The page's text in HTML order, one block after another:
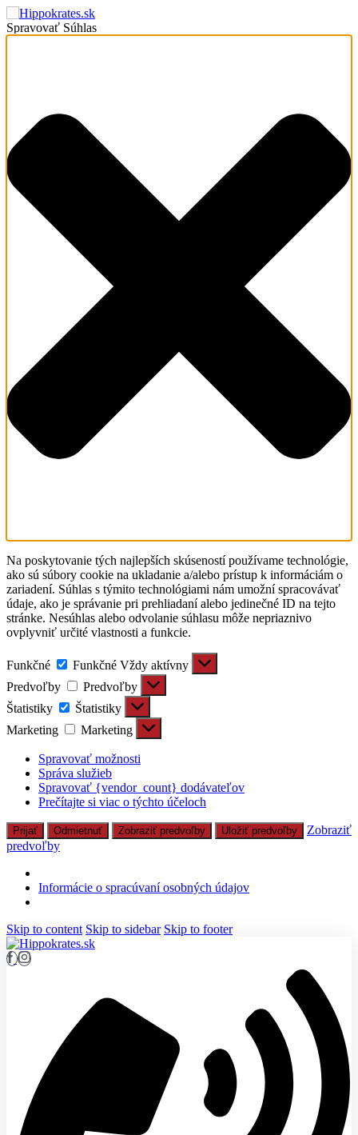
Spravovať Súhlas
Na poskytovanie tých najlepších skúseností používame technológie,
ako sú súbory cookie na ukladanie a/alebo prístup k informáciám o
zariadení. Súhlas s týmito technológiami nám umožní spracovávať
údaje, ako je správanie pri prehliadaní alebo jedinečné ID na tejto
stránke. Nesúhlas alebo odvolanie súhlasu môže nepriaznivo
ovplyvniť určité vlastnosti a funkcie.
Funkčné Funkčné Vždy aktívny
Predvoľby
Predvoľby
Štatistiky
Štatistiky
Marketing
Marketing
Spravovať možnosti
Správa služieb
Spravovať {vendor_count} dodávateľov
Prečítajte si viac o týchto účeloch
Prijať Odmietnuť Zobraziť predvoľby Uložiť predvoľby
Zobraziť
predvoľby
Informácie o spracúvaní osobných údajov
Skip to content Skip to sidebar Skip to footer